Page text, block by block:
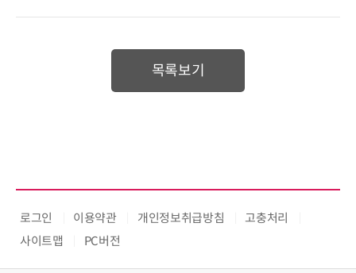
목록보기
로그인 이용약관 개인정보취급방침
고충처리
사이트맵
PC버전